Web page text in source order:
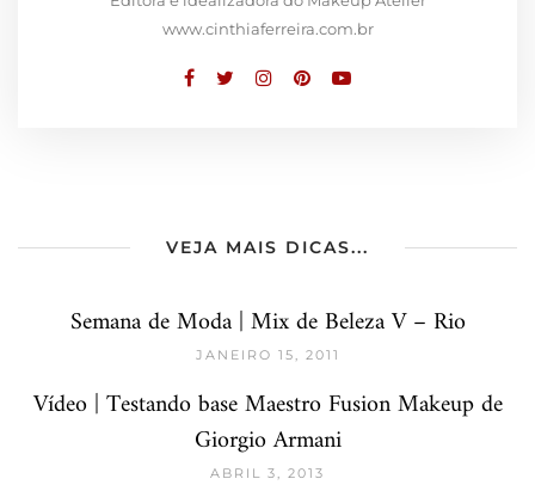
www.cinthiaferreira.com.br
VEJA MAIS DICAS...
Semana de Moda | Mix de Beleza V – Rio
JANEIRO 15, 2011
Vídeo | Testando base Maestro Fusion Makeup de
Giorgio Armani
ABRIL 3, 2013